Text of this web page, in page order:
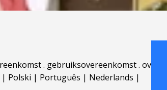
. gebruiksovereenkomst. over
| Polski | Português | Nederlands |